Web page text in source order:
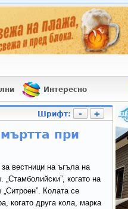
Интересно
Шрифт: - +
при
вестници на ъгъла на
когато на
Колата се
когато друга кола, марка